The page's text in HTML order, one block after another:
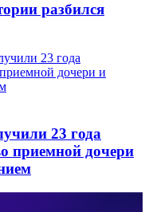
разбился
23 года
приемной дочери